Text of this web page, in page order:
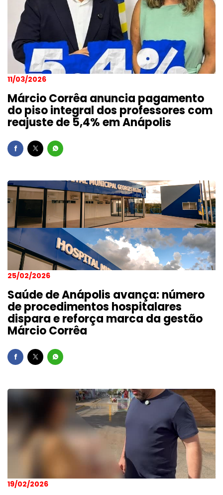
11/03/2026
Márcio Corrêa anuncia pagamento
do piso integral dos professores com
reajuste de 5,4% em Anápolis
25/02/2026
Saúde de Anápolis avança: número
de procedimentos hospitalares
dispara e reforça marca da gestão
Márcio Corrêa
19/02/2026